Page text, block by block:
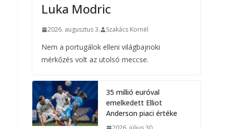
Luka Modric
2026. augusztus 3. Szakács Kornél
Nem a portugálok elleni világbajnoki
mérkőzés volt az utolsó meccse.
35 millió euróval
emelkedett Elliot
Anderson piaci értéke